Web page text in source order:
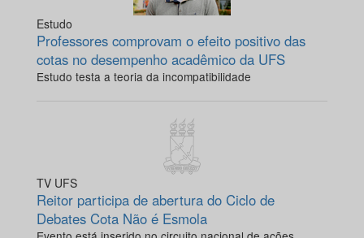
Estudo
Professores comprovam o efeito positivo das
cotas no desempenho acadêmico da UFS
Estudo testa a teoria da incompatibilidade
TV UFS
Reitor participa de abertura do Ciclo de
Debates Cota Não é Esmola